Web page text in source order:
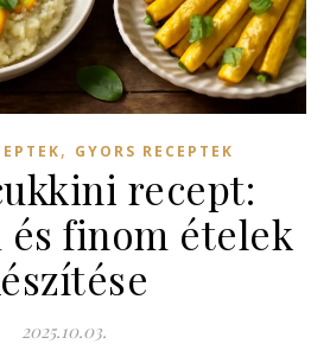
, GYORS RECEPTEK
recept:
és finom ételek
2025.10.03.